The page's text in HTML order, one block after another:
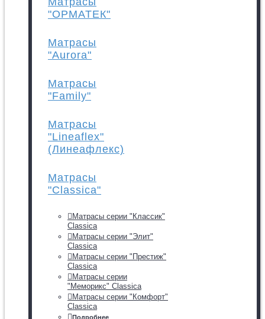
"ОРМАТЕК"
Матрасы
"Aurora"
Матрасы
"Family"
Матрасы
"Lineaflex"
(Линеафлекс)
Матрасы
"Classica"
Матрасы серии "Классик"
Classica
Матрасы серии "Элит"
Classica
Матрасы серии "Престиж"
Classica
Матрасы серии
"Меморикс" Classica
Матрасы серии "Комфорт"
Classica
Подробнее